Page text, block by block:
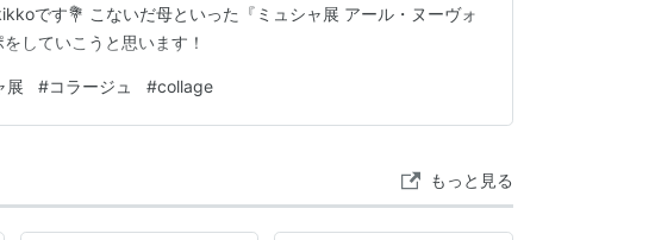
です💐 こないだ母といった『ミュシャ展 アール・ヌーヴォ
していこうと思います！
展 #コラージュ #collage
もっと見る